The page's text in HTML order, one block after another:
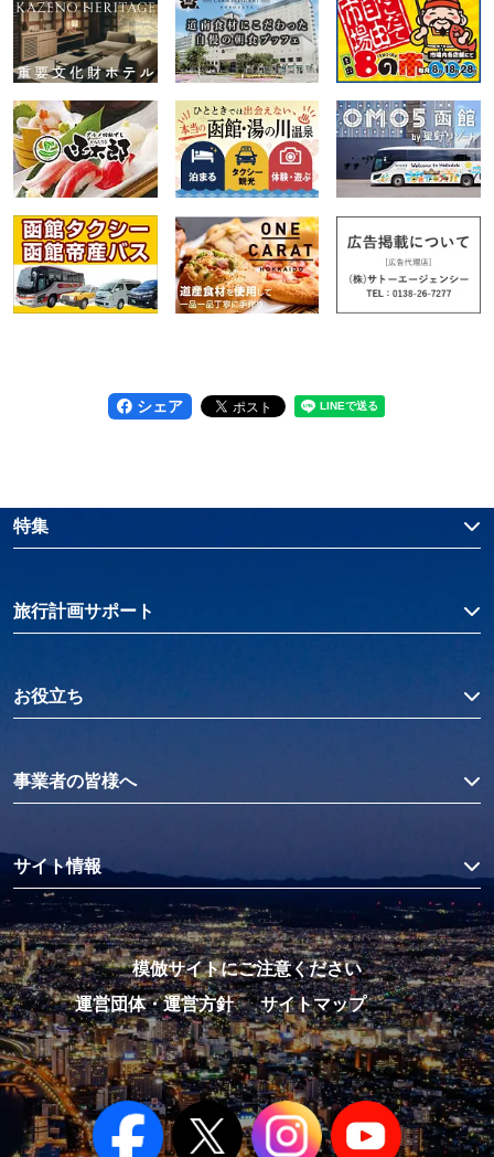
シェア
特集
旅行計画サポート
お役立ち
事業者の皆様へ
サイト情報
模倣サイトにご注意ください
運営団体・運営方針
サイトマップ